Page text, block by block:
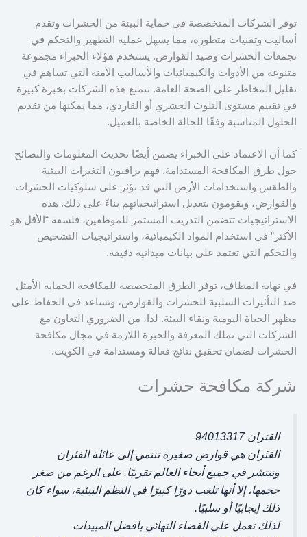
توفر الشركات المتخصصة في حماية البيئة من الحشرات وتقدم
أساليب وتقنيات متطورة، مما يسهل عملية التطهير والتحكم في
تجمعات الحشرات وصيد القوارض. يستخدم هؤلاء الخبراء مجموعة
متنوعة من الأدوات والكيميائيات والأساليب الآمنة التي تساهم في
تقليل المخاطر على الصحة العامة. تتمتع هذه الشركات بخبرة كبيرة
في تقييم مستوى التلوث الحشري أو القاردي، مما يمكنها من تقديم
الحلول المناسبة وفقًا للحالة الخاصة بالعميل.
كما أن الاعتماد على الخبراء يضمن أيضًا تحديث المعلومات والنصائح
حول طرق المكافحة المستدامة. فهم يراقبون التغيرات البيئية
والطقس واستخدامات الأرض التي قد تؤثر على سلوكيات الحشرات
والقوارض، ويقومون بتعديل استراتيجياتهم بناءً على ذلك. هذه
الاستراتيجيات تتضمن التدريب المستمر للموظفين، فلسفة “الأقل هو
الأكثر” في استخدام المواد الكيميائية، واستراتيجيات التشخيص
والتحكم التي تعتمد على بيانات ميدانية دقيقة.
في نهاية المطاف، توفر الطرق المتخصصة للمكافحة الحماية الأمثل
ضد التأثيرات السلبية للحشرات والقوارض، وتساعد في الحفاظ على
مظهر الحياة اليومية ونقاء البيئة. لذا، من الضروري التعاون مع
الشركات التي تملك المعرفة والخبرة اللازمة في مجال مكافحة
الحشرات لضمان تحقيق نتائج فعالة ومستدامة في الكويت.
شركة مكافحة حشرات
الفئران 94013317
الفئران هي قوارض صغيرة تنتمي إلى عائلة الفئران
وتنتشر في جميع أنحاء العالم تقريبًا. على الرغم من صغر
حجمها، إلا أنها تلعب دورًا كبيرًا في النظم البيئية، سواء كان
ذلك إيجابيًا أو سلبيًا.
لذلك نعمل علي القضاء النهائي بافضل المبيدات